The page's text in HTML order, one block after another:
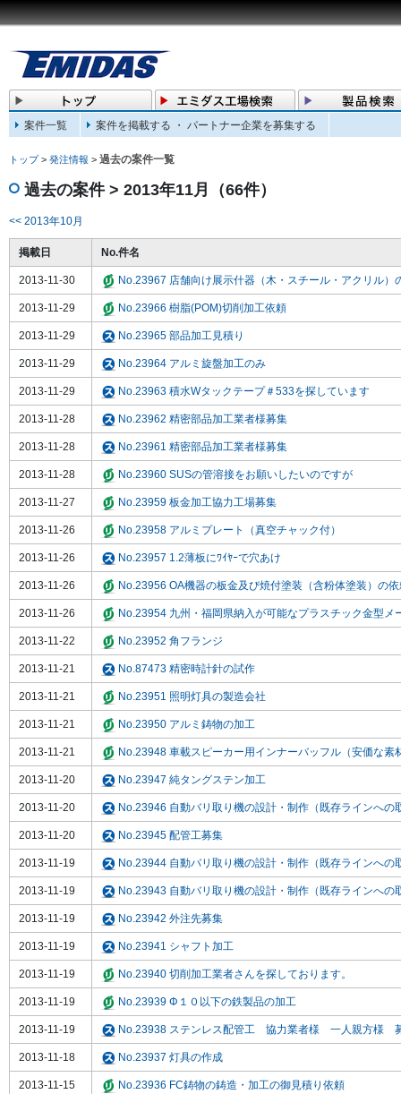
案件一覧 案件を掲載する ・ パートナー企業を募集する
トップ> 発注情報 > 過去の案件一覧
過去の案件 > 2013年11月（66件）
<< 2013年10月
掲載日 No.件名
2013-11-30 No.23967 店舗向け展示什器（木・スチール・アクリル）
2013-11-29 No.23966 樹脂(POM)切削加工依頼
2013-11-29 No.23965 部品加工見積り
2013-11-29 No.23964 アルミ旋盤加工のみ
2013-11-29 No.23963 積水Wタックテープ＃533を探しています
2013-11-28 No.23962 精密部品加工業者様募集
2013-11-28 No.23961 精密部品加工業者様募集
2013-11-28 No.23960 SUSの管溶接をお願いしたいのですが
2013-11-27 No.23959 板金加工協力工場募集
2013-11-26 No.23958 アルミプレート（真空チャック付）
2013-11-26 No.23957 1.2薄板にﾜｲﾔｰで穴あけ
2013-11-26 No.23956 OA機器の板金及び焼付塗装（含粉体塗装）の
2013-11-26 No.23954 九州・福岡県納入が可能なプラスチック金型メ
2013-11-22 No.23952 角フランジ
2013-11-21 No.87473 精密時計針の試作
2013-11-21 No.23951 照明灯具の製造会社
2013-11-21 No.23950 アルミ鋳物の加工
2013-11-21 No.23948 車載スピーカー用インナーバッフル（安価な素
2013-11-20 No.23947 純タングステン加工
2013-11-20 No.23946 自動バリ取り機の設計・制作（既存ラインへの
2013-11-20 No.23945 配管工募集
2013-11-19 No.23944 自動バリ取り機の設計・制作（既存ラインへの
2013-11-19 No.23943 自動バリ取り機の設計・制作（既存ラインへの
2013-11-19 No.23942 外注先募集
2013-11-19 No.23941 シャフト加工
2013-11-19 No.23940 切削加工業者さんを探しております。
2013-11-19 No.23939 Φ１０以下の鉄製品の加工
2013-11-19 No.23938 ステンレス配管工 協力業者様 一人親方様
2013-11-18 No.23937 灯具の作成
2013-11-15 No.23936 FC鋳物の鋳造・加工の御見積り依頼